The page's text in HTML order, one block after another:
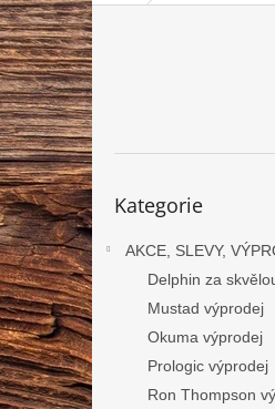
P
o
s
t
r
a
n
n
í
p
a
n
e
l
kategorie
Kategorie
AKCE, SLEVY,
Delphin za
Mustad výprodej
Okuma výprodej
Prologic výprodej
Ron Thompson